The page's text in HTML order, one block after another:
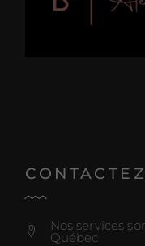
Nos services
Québec